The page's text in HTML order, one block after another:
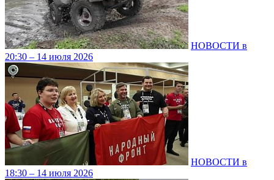
НОВОСТИ в
20:30 – 14 июля 2026
НОВОСТИ в
18:30 – 14 июля 2026